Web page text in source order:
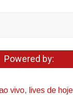
Powered by:
vivo, lives de